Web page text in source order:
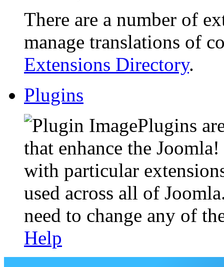
There are a number of
manage translations of
Extensions Directory.
Plugins
Plugins
that enhance the
with particular
used across all of
need to change any of
Help